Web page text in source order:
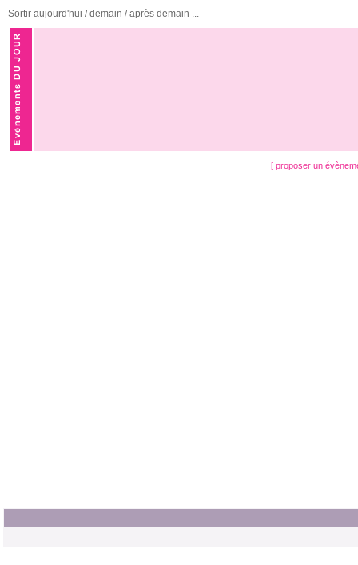
Sortir aujourd'hui / demain / après demain ...
[ proposer un